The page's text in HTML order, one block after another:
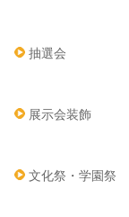
抽選会
展示会装飾
文化祭・学園祭